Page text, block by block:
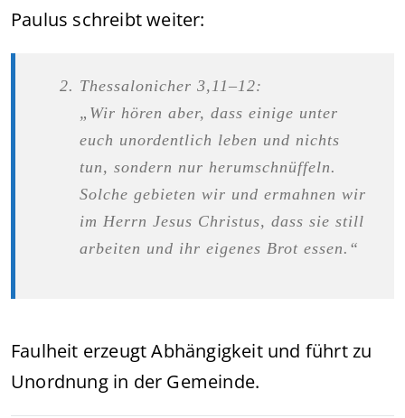
Paulus schreibt weiter:
Thessalonicher 3,11–12:
„Wir hören aber, dass einige unter
euch unordentlich leben und nichts
tun, sondern nur herumschnüffeln.
Solche gebieten wir und ermahnen wir
im Herrn Jesus Christus, dass sie still
arbeiten und ihr eigenes Brot essen.“
Faulheit erzeugt Abhängigkeit und führt zu
Unordnung in der Gemeinde.